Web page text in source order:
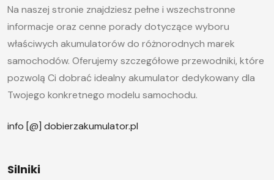
Na naszej stronie znajdziesz pełne i wszechstronne
informacje oraz cenne porady dotyczące wyboru
właściwych akumulatorów do różnorodnych marek
samochodów. Oferujemy szczegółowe przewodniki, które
pozwolą Ci dobrać idealny akumulator dedykowany dla
Twojego konkretnego modelu samochodu.
info [@] dobierzakumulator.pl
Silniki